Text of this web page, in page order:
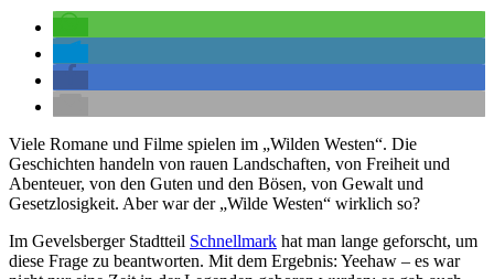
Viele Romane und Filme spielen im „Wilden Westen“. Die
Geschichten handeln von rauen Landschaften, von Freiheit und
Abenteuer, von den Guten und den Bösen, von Gewalt und
Gesetzlosigkeit. Aber war der „Wilde Westen“ wirklich so?
Im Gevelsberger Stadtteil Schnellmark hat man lange geforscht, um
diese Frage zu beantworten. Mit dem Ergebnis: Yeehaw – es war